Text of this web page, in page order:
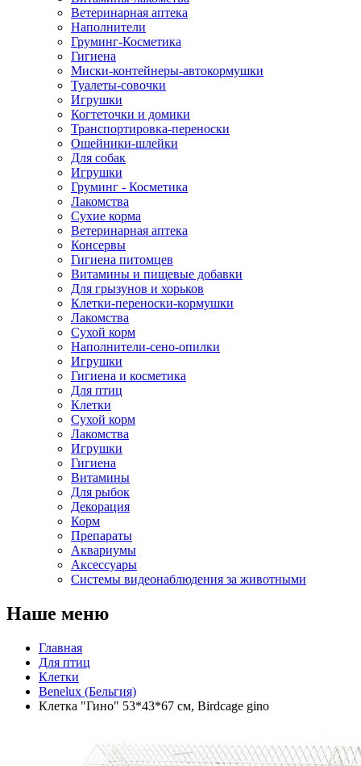
Ветеринарная аптека
Наполнители
Груминг-Косметика
Гигиена
Миски-контейнеры-автокормушки
Туалеты-совочки
Игрушки
Когтеточки и домики
Транспортировка-переноски
Ошейники-шлейки
Для собак
Игрушки
Груминг - Косметика
Лакомства
Сухие корма
Ветеринарная аптека
Консервы
Гигиена питомцев
Витамины и пищевые добавки
Для грызунов и хорьков
Клетки-переноски-кормушки
Лакомства
Сухой корм
Наполнители-сено-опилки
Игрушки
Гигиена и косметика
Для птиц
Клетки
Сухой корм
Лакомства
Игрушки
Гигиена
Витамины
Для рыбок
Декорация
Корм
Препараты
Аквариумы
Аксессуары
Cистемы видеонаблюдения за животными
Наше меню
Главная
Для птиц
Клетки
Benelux (Бельгия)
Клетка "Гино" 53*43*67 см, Birdcage gino